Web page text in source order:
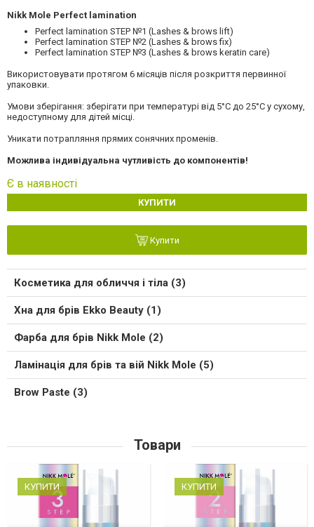
Nikk Mole Perfect lamination
Perfect lamination STEP №1 (Lashes & brows lift)
Perfect lamination STEP №2 (Lashes & brows fix)
Perfect lamination STEP №3 (Lashes & brows keratin care)
Використовувати протягом 6 місяців після розкриття первинної
упаковки.
Умови зберігання: зберігати при температурі від 5°С до 25°С у сухому,
недоступному для дітей місці.
Уникати потрапляння прямих сонячних променів.
Можлива індивідуальна чутливість до компонентів!
Є в наявності
КУПИТИ
Купити
Косметика для обличчя і тіла (3)
Хна для брів Ekko Beauty (1)
Фарба для брів Nikk Mole (2)
Ламінація для брів та вій Nikk Mole (5)
Brow Paste (3)
Товари
КУПИТИ КУПИТИ